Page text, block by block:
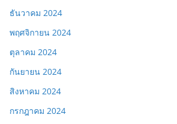
ธันวาคม 2024
พฤศจิกายน 2024
ตุลาคม 2024
กันยายน 2024
สิงหาคม 2024
กรกฎาคม 2024